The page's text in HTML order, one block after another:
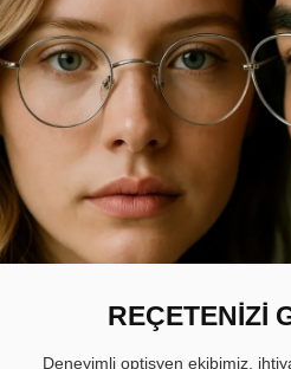
REÇETENİZİ
Deneyimli optisyen ekibimiz,